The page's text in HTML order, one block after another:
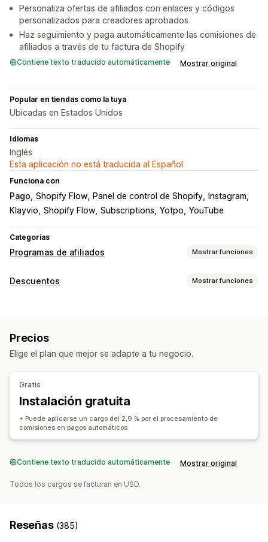
Personaliza ofertas de afiliados con enlaces y códigos
personalizados para creadores aprobados
Haz seguimiento y paga automáticamente las comisiones de
afiliados a través de tu factura de Shopify
Contiene texto traducido automáticamente Mostrar original
Popular en tiendas como la tuya
Ubicadas en Estados Unidos
Idiomas
Inglés
Esta aplicación no está traducida al Español
Funciona con
Pago Shopify Flow Panel de control de Shopify
Instagram
Klayvio Shopify Flow Subscriptions Yotpo YouTube
Categorías
Programas de afiliados Mostrar funciones
Opciones de comisión
Gestión de recomendaciones
Seguimiento automático
Experiencia de afiliado
Creación de páginas
Registro personalizado
Enlaces y descuentos personalizados
Pagos
Descuentos Mostrar funciones
Envío gratis
Descuentos personalizados
Automatizaciones
Precios
Elige el plan que mejor se adapte a tu negocio.
Gratis
Instalación gratuita
+ Puede aplicarse un cargo del 2,9 % por el procesamiento de
comisiones en pagos automáticos
Contiene texto traducido automáticamente Mostrar original
Todos los cargos se facturan en USD.
Reseñas (385)